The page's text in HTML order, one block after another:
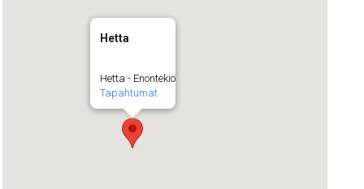
Hetta
Hetta - Enontekiö
Tapahtumat